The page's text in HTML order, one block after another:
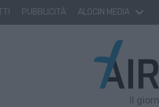
PUBBLICITÀ ALOCIN MEDIA
Il